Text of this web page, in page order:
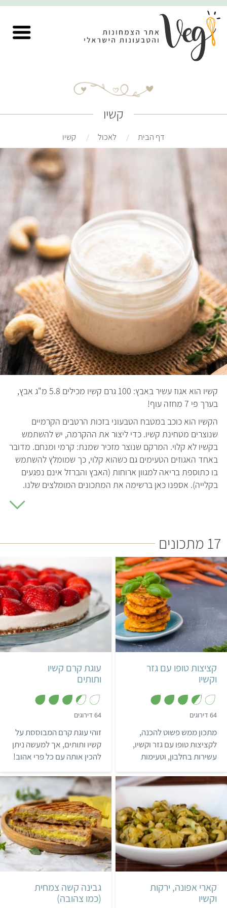
קשיו
דף הבית לאכול קשיו
קשיו הוא אגוז עשיר באבץ: 100 גרם קשיו מכילים 5.8 מ"ג אבץ,
בערך פי 7 מחזה עוף!
הקשיו הוא כוכב במטבח הטבעוני בזכות הרטבים הקרמיים
שנוצרים מטחינת קשיו. כדי ליצור את ההקרמה, יש להשתמש
בקשיו לא קלוי. המרקם שנוצר מזכיר שמנת: קרמי ומנחם. מדובר
באחד האגוזים הטעימים גם כשהוא קלוי, כך שמומלץ להשתמש
בו כתוספת בריאה למגוון ארוחות (האבץ והברזל אינם נפגעים
בקלייה). אספנו כאן ברשימה את המתכונים המומלצים שלנו.
עסיסי ופופולרי למדי באזורים טרופיים, שם הוא נאכל כמו שהוא
או נסחט למיץ. הוא מתקלקל מאוד בקלות, ולכן סביר להניח
שמעולם לא שמעתם עליו. מהקצה של הפרי המדומה גדל הפרי
האמיתי, שנראה קצת כמו שקד ירוק, ובתוכו נמצא זרע הקשיו.
הקליפה החיצונית של הפרי רעילה למדי וכדי להפריד אותה
מהזרע הנכסף צריך לאדות את הקשיו בטמפרטורה גבוהה.
17 מתכונים
קל 35 דקות
16 קציצות
קציצות טופו עם גזר
וקשיו
64 דירוגים
.
6
מ
ת
ו
מתכון ממש פשוט להכנה,
לקציצות טופו עם גזר וקשיו,
עשירות בחלבון, וטעימות
בינוני 5 שעות ו-35 דקות
תבנית בקוטר 22 ס"מ
עוגת קרם קשיו
ותותים
64 דירוגים
4
מ
ת
ו
זוהי עוגת קרם המבוססת על
קשיו ותותים, אך למעשה ניתן
להכין אותה עם כל פרי אהוב!
קל 40 דקות
4 מנות הודי
קארי אפונה, ירקות
וקשיו
בינוני 4 שעות ו-15 דקות
גבינה קשה צמחית
(כמו צהובה)